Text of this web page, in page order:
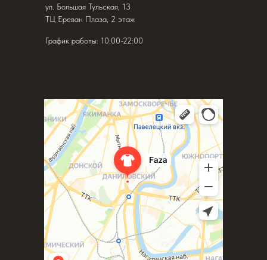
ул. Большая Тульская, 13
ТЦ Ереван Плаза, 2 этаж
График работы: 10:00-22:00